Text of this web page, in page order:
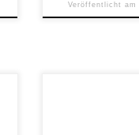
Veröffentlicht am